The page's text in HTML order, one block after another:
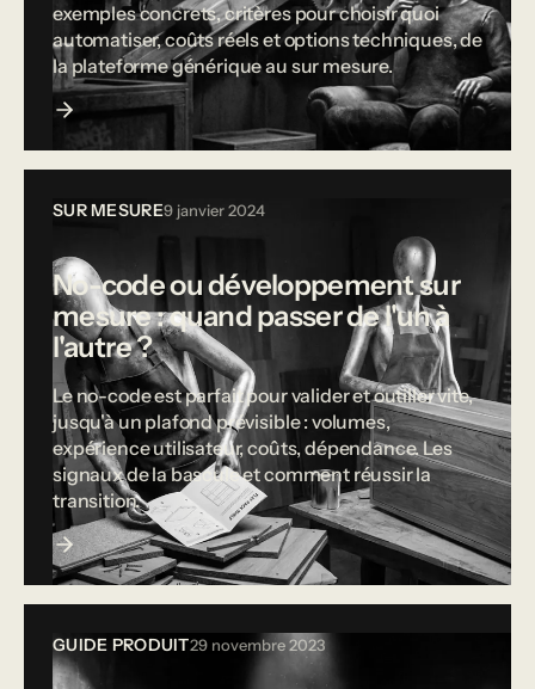
exemples concrets, critères pour choisir quoi
automatiser, coûts réels et options techniques, de
la plateforme générique au sur mesure.
SUR MESURE9 janvier 2024
No-code ou développement sur
mesure : quand passer de l'un à
l'autre ?
Le no-code est parfait pour valider et outiller vite,
jusqu'à un plafond prévisible : volumes,
expérience utilisateur, coûts, dépendance. Les
signaux de la bascule et comment réussir la
transition.
GUIDE PRODUIT29 novembre 2023